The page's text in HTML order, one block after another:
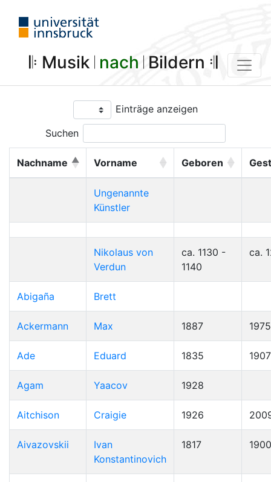
𝄆 Musik 𝄀 nach 𝄀 Bildern 𝄇
Einträge anzeigen
Suchen
Nachname Vorname Geboren
Ungenannte
Künstler
Nikolaus von
Verdun
ca. 1130 -
1140
ca.
Abigaña Brett
Ackermann Max 1887 1975
Ade Eduard 1835 1907
Agam Yaacov 1928
Aitchison Craigie 1926
Aivazovskii
Ivan
Konstantinovich
1817 1900